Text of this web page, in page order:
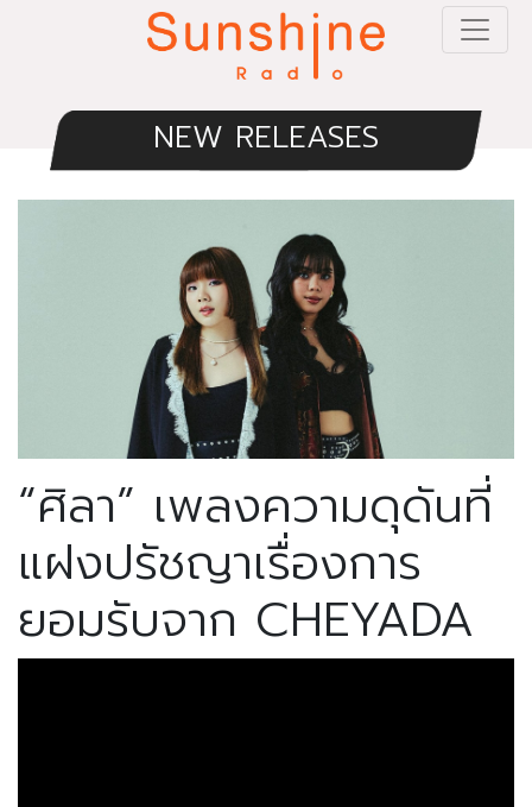
NEW RELEASES
“ศิลา” เพลงความดุดันที่
แฝงปรัชญาเรื่องการ
ยอมรับจาก CHEYADA